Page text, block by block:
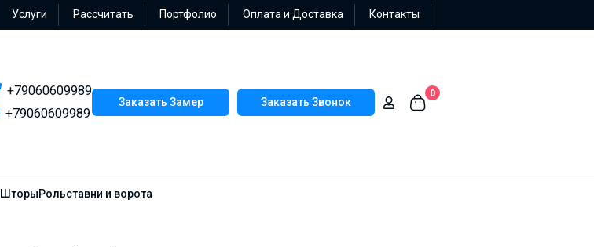
Услуги Рассчитать Портфолио Оплата и Доставка Контакты
+79060609989
+79060609989
Заказать Замер Заказать Звонок
0
ШторыРольставни и ворота